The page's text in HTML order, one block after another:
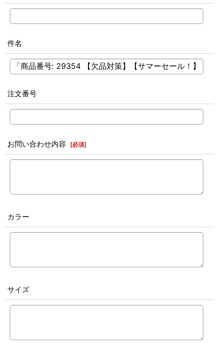
件名
注文番号
お問い合わせ内容 [必須]
カラー
サイズ